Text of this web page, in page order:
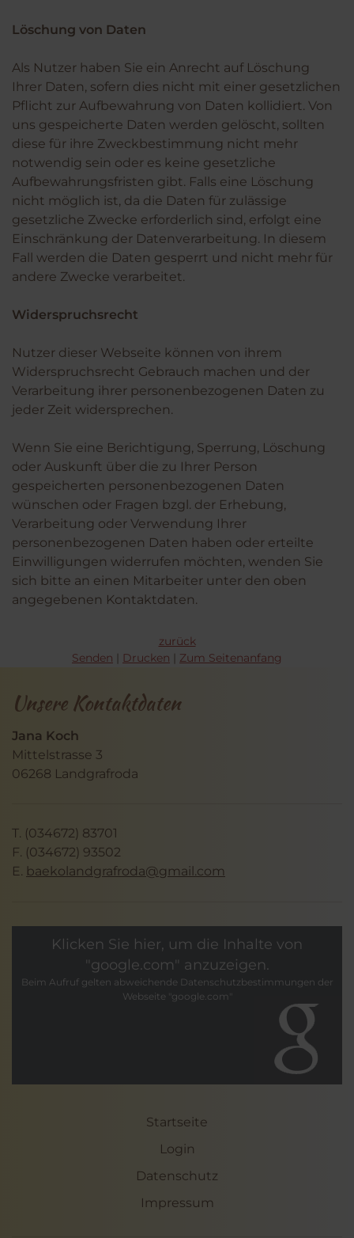
Löschung von Daten
Als Nutzer haben Sie ein Anrecht auf Löschung
Ihrer Daten, sofern dies nicht mit einer gesetzlichen
Pflicht zur Aufbewahrung von Daten kollidiert. Von
uns gespeicherte Daten werden gelöscht, sollten
diese für ihre Zweckbestimmung nicht mehr
notwendig sein oder es keine gesetzliche
Aufbewahrungsfristen gibt. Falls eine Löschung
nicht möglich ist, da die Daten für zulässige
gesetzliche Zwecke erforderlich sind, erfolgt eine
Einschränkung der Datenverarbeitung. In diesem
Fall werden die Daten gesperrt und nicht mehr für
andere Zwecke verarbeitet.
Widerspruchsrecht
Nutzer dieser Webseite können von ihrem
Widerspruchsrecht Gebrauch machen und der
Verarbeitung ihrer personenbezogenen Daten zu
jeder Zeit widersprechen.
Wenn Sie eine Berichtigung, Sperrung, Löschung
oder Auskunft über die zu Ihrer Person
gespeicherten personenbezogenen Daten
wünschen oder Fragen bzgl. der Erhebung,
Verarbeitung oder Verwendung Ihrer
personenbezogenen Daten haben oder erteilte
Einwilligungen widerrufen möchten, wenden Sie
sich bitte an einen Mitarbeiter unter den oben
angegebenen Kontaktdaten.
zurück
Senden
Drucken Zum Seitenanfang
Unsere Kontaktdaten
Jana Koch
Mittelstrasse 3
06268 Landgrafroda
T. (034672) 83701
F. (034672) 93502
E. baekolandgrafroda@gmail.com
Klicken Sie hier, um die Inhalte von
"google.com" anzuzeigen.
Beim Aufruf gelten abweichende Datenschutzbestimmungen der
Webseite "google.com"
Startseite
Login
Datenschutz
Impressum